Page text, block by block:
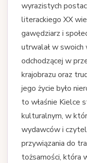
wyrazistych
literackiego XX
gawędziarz i
utrwalał w swoich
odchodzącej w
krajobrazu oraz
jego życie było
to właśnie Kielce
kulturalnym, w
wydawców i
przywiązania do
tożsamości, która